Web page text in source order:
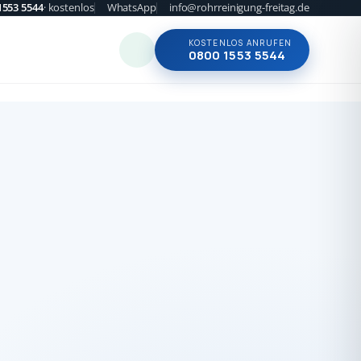
5544· kostenlos WhatsApp info@rohrreinigung-freitag.de
KOSTENLOS ANRUFEN
0800 1553 5544